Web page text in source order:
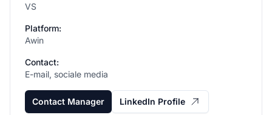
VS
Platform:
Awin
Contact:
E-mail, sociale media
Contact Manager LinkedIn Profile